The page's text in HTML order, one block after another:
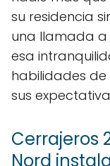
su residencia
una llamada a
esa
habilidades
sus
Cerrajeros
Nord